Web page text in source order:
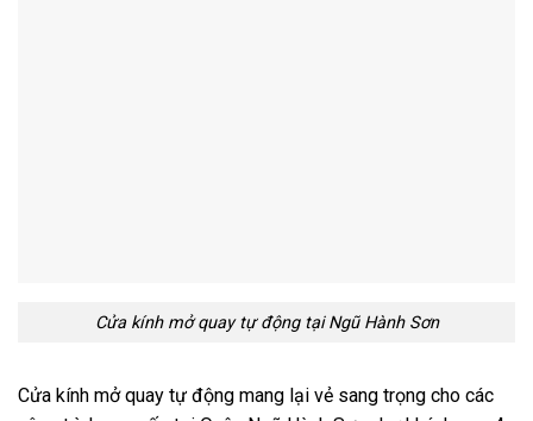
Cửa kính mở quay tự động tại Ngũ Hành Sơn
Cửa kính mở quay tự động mang lại vẻ sang trọng cho các